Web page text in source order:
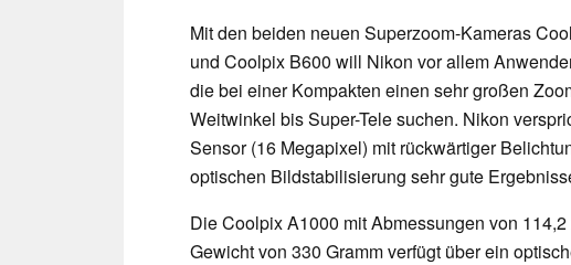
Mit den beiden neuen Superzoom-Kameras
und Coolpix B600 will Nikon vor allem
die bei einer Kompakten einen sehr großen
Weitwinkel bis Super-Tele suchen. Nikon
Sensor (16 Megapixel) mit rückwärtiger
optischen Bildstabilisierung sehr gute
Die Coolpix A1000 mit Abmessungen von
Gewicht von 330 Gramm verfügt über ein